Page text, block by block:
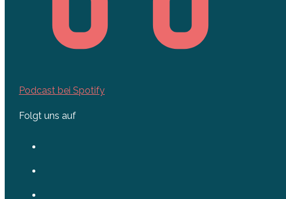
Podcast bei Spotify
Folgt uns auf